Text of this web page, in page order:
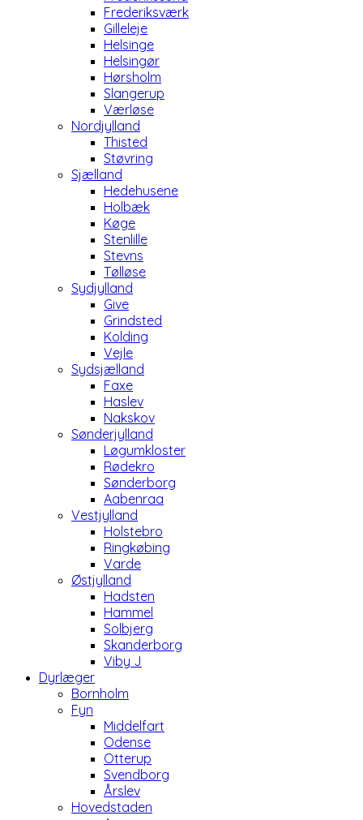
Frederiksværk
Gilleleje
Helsinge
Helsingør
Hørsholm
Slangerup
Værløse
Nordjylland
Thisted
Støvring
Sjælland
Hedehusene
Holbæk
Køge
Stenlille
Stevns
Tølløse
Sydjylland
Give
Grindsted
Kolding
Vejle
Sydsjælland
Faxe
Haslev
Nakskov
Sønderjylland
Løgumkloster
Rødekro
Sønderborg
Aabenraa
Vestjylland
Holstebro
Ringkøbing
Varde
Østjylland
Hadsten
Hammel
Solbjerg
Skanderborg
Viby J
Dyrlæger
Bornholm
Fyn
Middelfart
Odense
Otterup
Svendborg
Årslev
Hovedstaden